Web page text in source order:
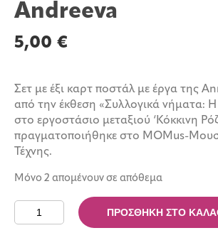
Andreeva
5,00 €
Σετ με έξι καρτ ποστάλ με έργα της
από την έκθεση «Συλλογικά νήματα:
στο εργοστάσιο μεταξιού ‘Κόκκινη
πραγματοποιήθηκε στο MOMus-
Τέχνης.
Μόνο 2 απομένουν σε απόθεμα
Σετ
καρτ
ΠΡΟΣΘΉΚΗ ΣΤΟ